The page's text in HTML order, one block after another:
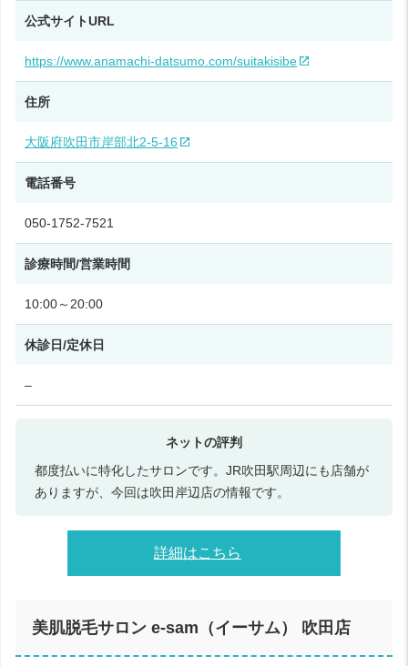
公式サイトURL
https://www.anamachi-datsumo.com/suitakisibe
住所
大阪府吹田市岸部北2-5-16
電話番号
050-1752-7521
診療時間/営業時間
10:00～20:00
休診日/定休日
–
都度払いに特化したサロンです。JR吹田駅周辺にも店舗が
ありますが、今回は吹田岸辺店の情報です。
詳細はこちら
美肌脱毛サロン e-sam（イーサム） 吹田店